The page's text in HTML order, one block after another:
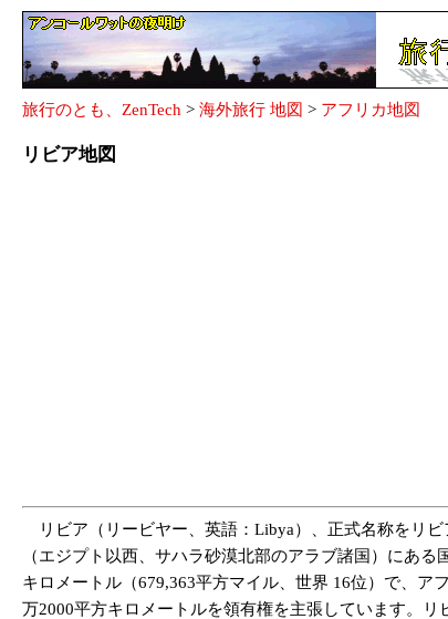
旅行のとも、ZenTech > 海外旅行 地図 > アフリカ地図
リビア地図
（エジプト以西、サハラ砂漠北部のアラブ諸国）にあ
キロメートル（679,363平方マイル、世界 16位）で、
万2000平方キロメートルを領有権を主張しています。